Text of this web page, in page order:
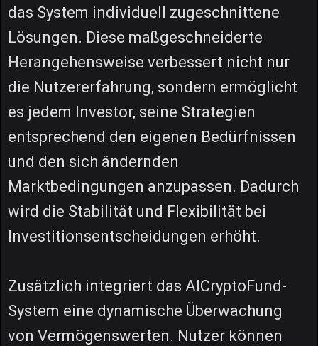
das System individuell zugeschnittene
Lösungen. Diese maßgeschneiderte
Herangehensweise verbessert nicht nur
die Nutzererfahrung, sondern ermöglicht
es jedem Investor, seine Strategien
entsprechend den eigenen Bedürfnissen
und den sich ändernden
Marktbedingungen anzupassen. Dadurch
wird die Stabilität und Flexibilität bei
Investitionsentscheidungen erhöht.
Zusätzlich integriert das AICryptoFund-
System eine dynamische Überwachung
von Vermögenswerten. Nutzer können